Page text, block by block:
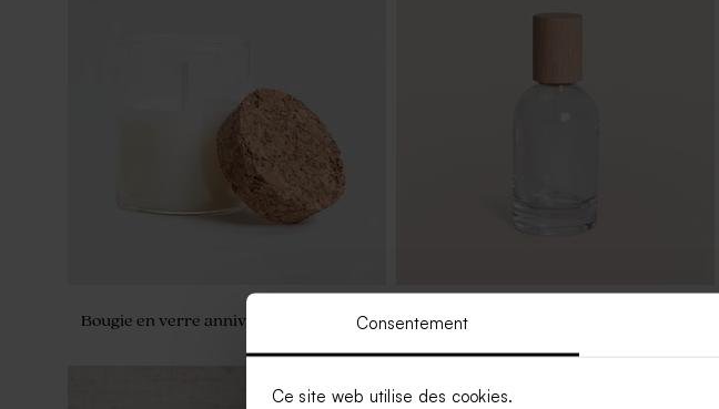
Consentement
Ce site web utilise des cookies.
Bougie en verre anniversaire et liège
Vaporisateur parfum en verre vide